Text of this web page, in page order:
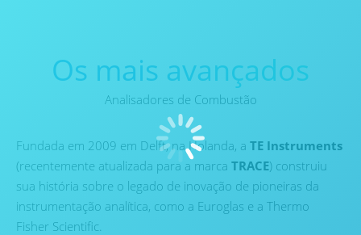
Os mais avançados
Analisadores de Combustão
Fundada em 2009 em Delft, na Holanda, a TE Instruments
(recentemente atualizada para a marca TRACE) construiu
sua história sobre o legado de inovação de pioneiras da
instrumentação analítica, como a Euroglas e a Thermo
Fisher Scientific.